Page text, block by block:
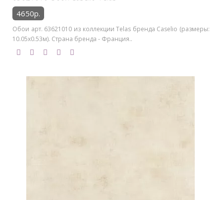
4650р.
Обои арт. 63621010 из коллекции Telas бренда Caselio (размеры:
10.05х0.53м). Страна бренда - Франция..